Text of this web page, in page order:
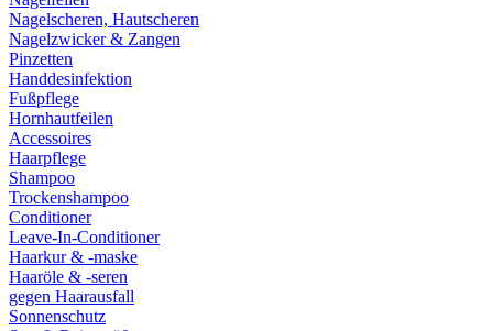
Nagelscheren, Hautscheren
Nagelzwicker & Zangen
Pinzetten
Handdesinfektion
Fußpflege
Hornhautfeilen
Accessoires
Haarpflege
Shampoo
Trockenshampoo
Conditioner
Leave-In-Conditioner
Haarkur & -maske
Haaröle & -seren
gegen Haarausfall
Sonnenschutz